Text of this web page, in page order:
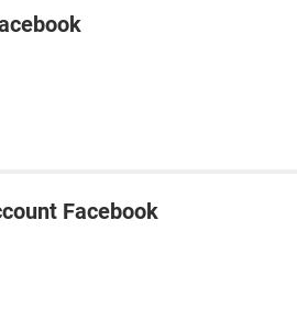
Facebook